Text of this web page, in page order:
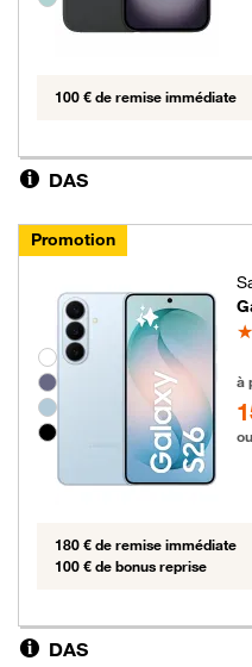
100 € de remise immédiate
DAS
Promotion
Groupe de couleurs
à
180 € de remise immédiate
100 € de bonus reprise
DAS